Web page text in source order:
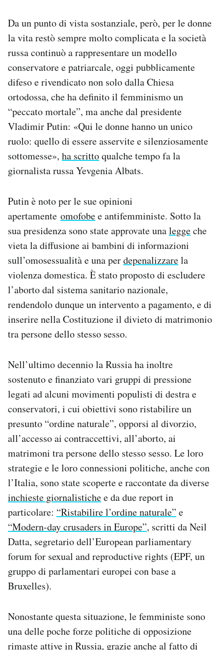
Da un punto di vista sostanziale, però, per le donne
la vita restò sempre molto complicata e la società
russa continuò a rappresentare un modello
conservatore e patriarcale, oggi pubblicamente
difeso e rivendicato non solo dalla Chiesa
ortodossa, che ha definito il femminismo un
“peccato mortale”, ma anche dal presidente
Vladimir Putin: «Qui le donne hanno un unico
ruolo: quello di essere asservite e silenziosamente
sottomesse», ha scrittoqualche tempo fa la
giornalista russa Yevgenia Albats.
Putin è noto per le sue opinioni
apertamente omofobee antifemministe. Sotto la
sua presidenza sono state approvate unaleggeche
vieta la diffusione ai bambini di informazioni
sull’omosessualità e una perdepenalizzarela
violenza domestica. È stato proposto di escludere
l’aborto dal sistema sanitario nazionale,
rendendolo dunque un intervento a pagamento, e di
inserire nella Costituzione il divieto di matrimonio
tra persone dello stesso sesso.
Nell’ultimo decennio la Russia ha inoltre
sostenuto e finanziato vari gruppi di pressione
legati ad alcuni movimenti populisti di destra e
conservatori, i cui obiettivi sono ristabilire un
presunto “ordine naturale”, opporsi al divorzio,
all’accesso ai contraccettivi, all’aborto, ai
matrimoni tra persone dello stesso sesso. Le loro
strategie e le loro connessioni politiche, anche con
l’Italia, sono state scoperte e raccontate da diverse
inchieste giornalistichee da due report in
particolare: “Ristabilire l’ordine naturale” e
“Modern-day crusaders in Europe”, scritti da Neil
Datta, segretario dell’European parliamentary
forum for sexual and reproductive rights (EPF, un
gruppo di parlamentari europei con base a
Bruxelles).
Nonostante questa situazione, le femministe sono
una delle poche forze politiche di opposizione
rimaste attive in Russia, grazie anche al fatto di